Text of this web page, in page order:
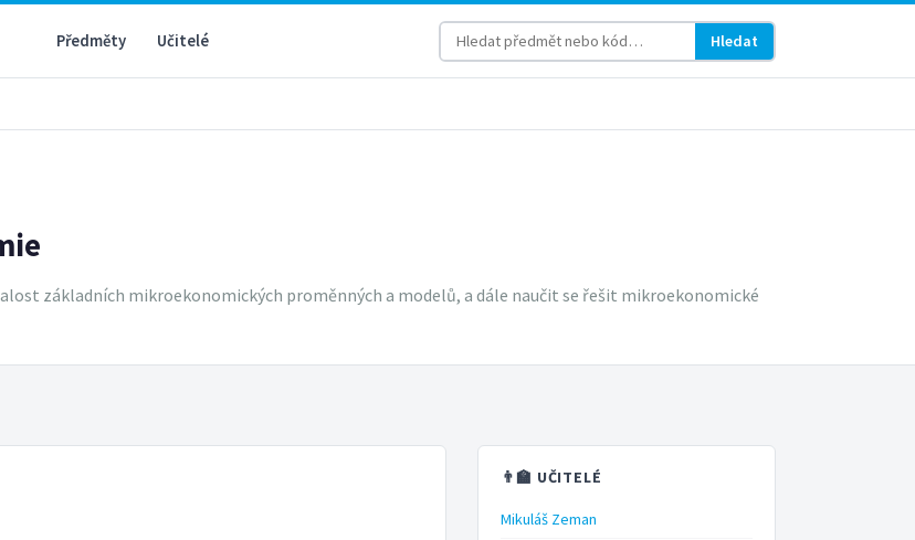
Předměty Učitelé Hledat
základních mikroekonomických proměnných a modelů, a dále naučit se řešit mikroekonomické
👨‍🏫 UČITELÉ
Mikuláš Zeman